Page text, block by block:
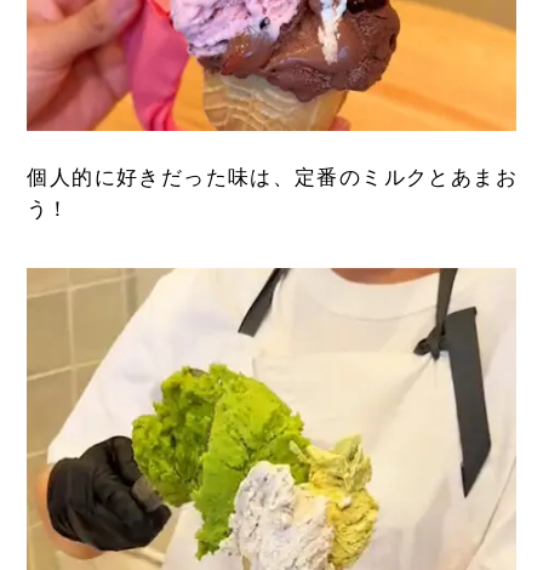
個人的に好きだった味は、定番のミルクとあまお
う！